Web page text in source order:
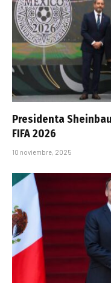
Presidenta
FIFA 2026
10 noviembre, 2025